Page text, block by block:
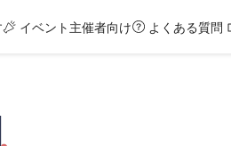
イベント主催者向け よくある質問